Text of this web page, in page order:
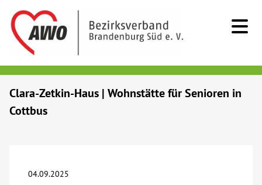
Senioren
Clara-Zetkin-Haus | Wohnstätte für Senioren in
Cottbus
04.09.2025